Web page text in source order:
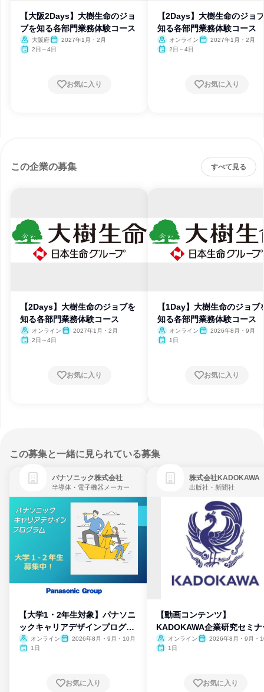
【大阪2Days】大樹生命のジョ
ブを知る各部門業務体験コース
大阪府
2027年1月・2月
2日～4日
お気に入り
【2Days】大樹生命のジョ
知る各部門業務体験コース
オンライン
2027年1月・2月
2日～4日
お気に入り
この企業の募集 すべて見る
【2Days】大樹生命のジョブを
知る各部門業務体験コース
オンライン
2027年1月・2月
2日～4日
お気に入り
【1Day】大樹生命のジョブ
知る各部門業務体験コース
オンライン
2026年8月・9月
1日
お気に入り
この募集と一緒に見られている募集
パナソニック株式会社
半導体・電子機器メーカー
【大学1・2年生対象】パナソニ
ックキャリアデザインプログラ
ム
オンライン
2026年8月・9月・10月
1日
お気に入り
株式会社KADOKAWA
出版社・新聞社
【動画コンテンツ】
KADOKAWA企業研究セミナ
オンライン
2026年8月・9月・
1日
お気に入り